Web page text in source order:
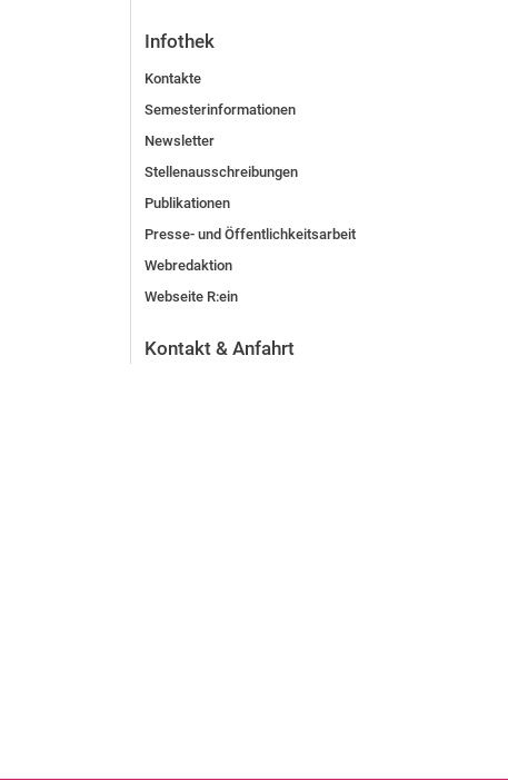
Infothek
Kontakte
Semesterinformationen
Newsletter
Stellenausschreibungen
Publikationen
Presse- und Öffentlichkeitsarbeit
Webredaktion
Webseite R:ein
Kontakt & Anfahrt